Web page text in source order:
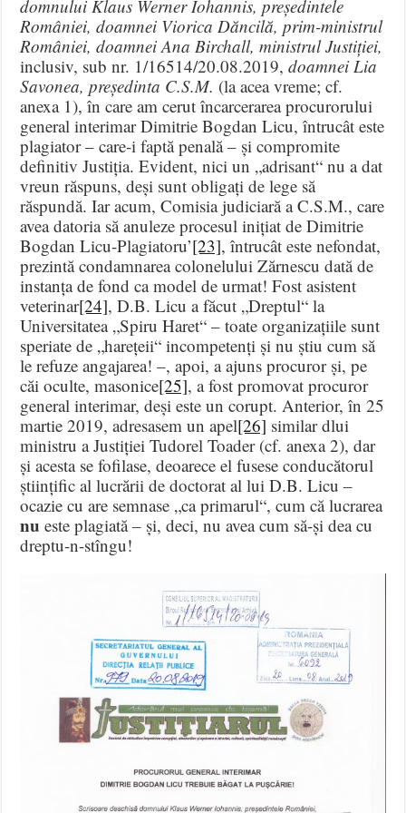
domnului Klaus Werner Iohannis, președintele
României, doamnei Viorica Dăncilă, prim-ministrul
României, doamnei Ana Birchall, ministrul Justiției,
inclusiv, sub nr. 1/16514/20.08.2019,doamnei Lia
Savonea, președinta C.S.M. (la acea vreme; cf.
anexa 1), în care am cerut încarcerarea procurorului
general interimar Dimitrie Bogdan Licu, întrucât este
plagiator – care-i faptă penală – și compromite
definitiv Justiția. Evident, nici un „adrisant“ nu a dat
vreun răspuns, deși sunt obligați de lege să
răspundă. Iar acum, Comisia judiciară a C.S.M., care
avea datoria să anuleze procesul inițiat de Dimitrie
Bogdan Licu-Plagiatoru’[23], întrucât este nefondat,
prezintă condamnarea colonelului Zărnescu dată de
instanța de fond ca model de urmat! Fost asistent
veterinar[24], D.B. Licu a făcut „Dreptul“ la
Universitatea „Spiru Haret“ – toate organizațiile sunt
speriate de „harețeii“ incompetenți și nu știu cum să
le refuze angajarea! –, apoi, a ajuns procuror și, pe
căi oculte, masonice[25], a fost promovat procuror
general interimar, deși este un corupt. Anterior, în 25
martie 2019, adresasem un apel[26] similar dlui
ministru a Justiției Tudorel Toader (cf. anexa 2), dar
și acesta se fofilase, deoarece el fusese conducătorul
științific al lucrării de doctorat al lui D.B. Licu –
ocazie cu are semnase „ca primarul“, cum că lucrarea
nu este plagiată – și, deci, nu avea cum să-și dea cu
dreptu-n-stîngu!